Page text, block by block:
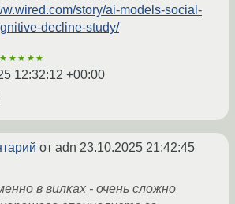
story/ai-models-social-
decline-study/
★★★★★
12:32:12 +00:00
от adn 23.10.2025 21:42:45
в вилках - очень сложно